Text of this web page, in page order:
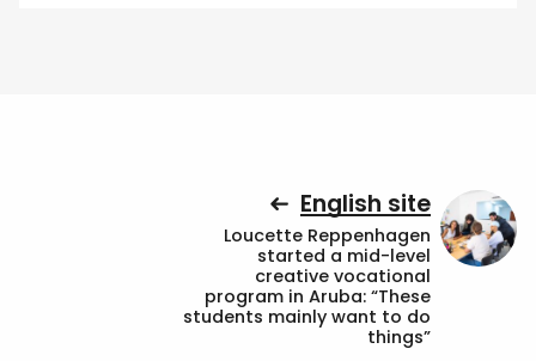
English site
Loucette Reppenhagen
started a mid-level
creative vocational
program in Aruba: “These
students mainly want to do
things”